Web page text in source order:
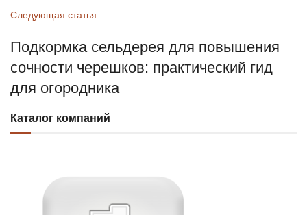
Следующая статья
Подкормка сельдерея для повышения
сочности черешков: практический гид
для огородника
Каталог компаний